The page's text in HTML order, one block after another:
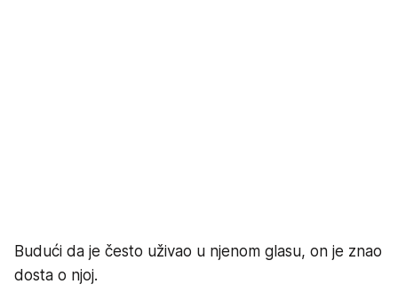
Budući da je često uživao u njenom glasu, on je znao
dosta o njoj.